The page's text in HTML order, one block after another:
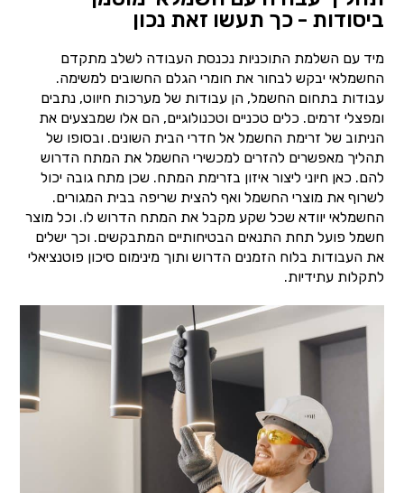
ביסודות - כך תעשו זאת נכון
מיד עם השלמת התוכניות נכנסת העבודה לשלב מתקדם
החשמלאי יבקש לבחור את חומרי הגלם החשובים למשימה.
עבודות בתחום החשמל, הן עבודות של מערכות חיווט, נתבים
ומפצלי זרמים. כלים טכניים וטכנולוגיים, הם אלו שמבצעים את
הניתוב של זרימת החשמל אל חדרי הבית השונים. ובסופו של
תהליך מאפשרים להזרים למכשירי החשמל את המתח הדרוש
להם. כאן חיוני ליצור איזון בזרימת המתח. שכן מתח גובה יכול
לשרוף את מוצרי החשמל ואף להצית שריפה בבית המגורים.
החשמלאי יוודא שכל שקע מקבל את המתח הדרוש לו. וכל מוצר
חשמל פועל תחת התנאים הבטיחותיים המתבקשים. וכך ישלים
את העבודות בלוח הזמנים הדרוש ותוך מינימום סיכון פוטנציאלי
לתקלות עתידיות.